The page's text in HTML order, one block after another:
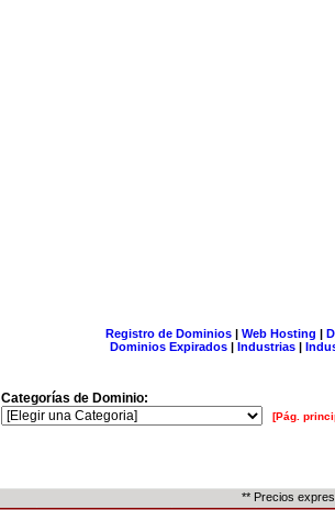
Registro de Dominios| Web Hosting |
Dominios Expirados | Industrias |
Categorías de Dominio:
[Pág.
** Precios